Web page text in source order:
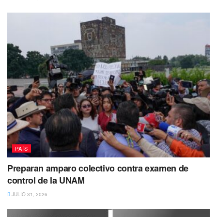
PAÍS
Preparan amparo colectivo contra examen de
control de la UNAM
JULIO 31, 2026